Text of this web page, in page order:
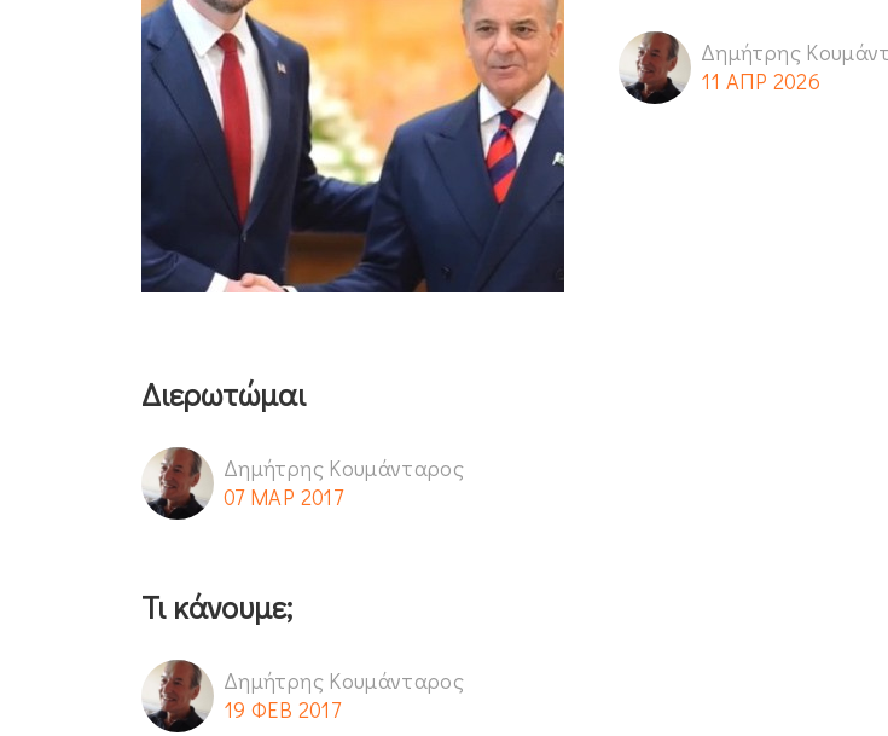
Δημήτρης
11 ΑΠΡ 2026
Διερωτώμαι
Δημήτρης Κουμάνταρος
07 ΜΑΡ 2017
Τι κάνουμε;
Δημήτρης Κουμάνταρος
19 ΦΕΒ 2017